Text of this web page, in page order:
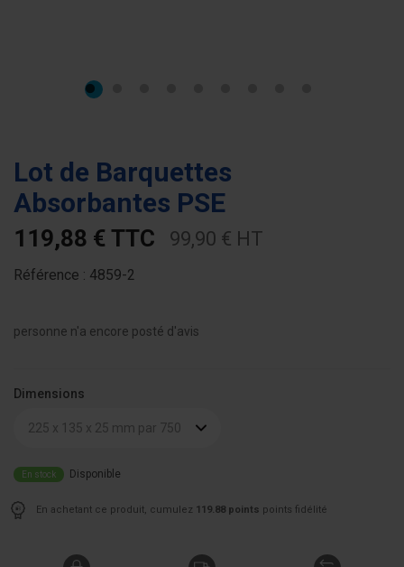
Lot de Barquettes
Absorbantes PSE
119,88 € TTC 99,90 € HT
Référence : 4859-2
personne n'a encore posté d'avis
Dimensions
225 x 135 x 25 mm par 750
En stock Disponible
En achetant ce produit, cumulez 119.88 points points fidélité